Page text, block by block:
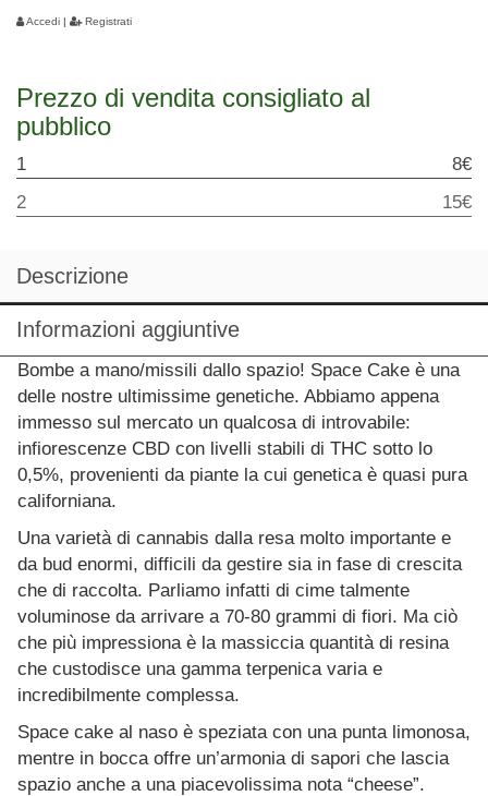
Accedi | Registrati
Prezzo di vendita consigliato al
pubblico
1
8€
2
15€
Descrizione
Informazioni aggiuntive
Bombe a mano/missili dallo spazio! Space Cake è una
delle nostre ultimissime genetiche. Abbiamo appena
immesso sul mercato un qualcosa di introvabile:
infiorescenze CBD con livelli stabili di THC sotto lo
0,5%, provenienti da piante la cui genetica è quasi pura
californiana.
Una varietà di cannabis dalla resa molto importante e
da bud enormi, difficili da gestire sia in fase di crescita
che di raccolta. Parliamo infatti di cime talmente
voluminose da arrivare a 70-80 grammi di fiori. Ma ciò
che più impressiona è la massiccia quantità di resina
che custodisce una gamma terpenica varia e
incredibilmente complessa.
Space cake al naso è speziata con una punta limonosa,
mentre in bocca offre un’armonia di sapori che lascia
spazio anche a una piacevolissima nota “cheese”.